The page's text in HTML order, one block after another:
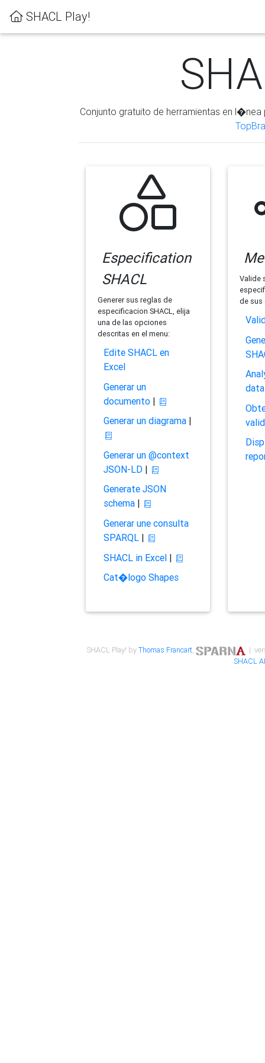
SHACL Play!
Conjunto gratuito de herramientas en
Especification
SHACL
Generer sus reglas de
especificacion SHACL, elija
una de las opciones
descritas en el menu:
Edite SHACL en
Excel
Generar un
documento|
Generar un diagrama|
Generar un @context
JSON-LD|
Generate JSON
schema|
Generar une consulta
SPARQL|
SHACL in Excel|
Cat�logo Shapes
Valide
de sus
SHACL Play! byThomas Francart,
|
SHACL